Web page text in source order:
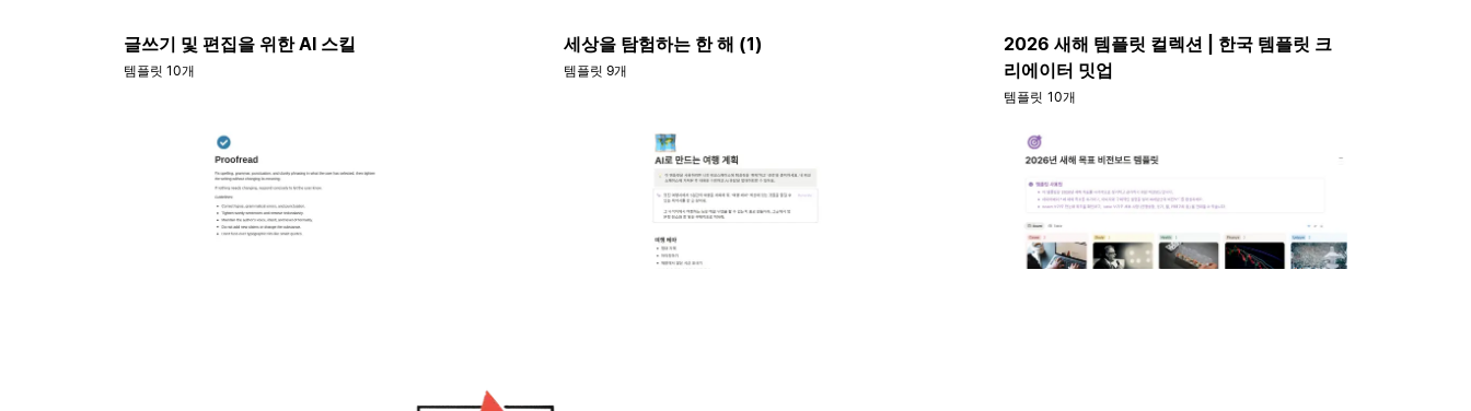
글쓰기 및 편집을 위한 AI 스킬
템플릿 10개
세상을 탐험하는 한 해 (1)
템플릿 9개
2026 새해 템플릿 컬렉션 | 한국 템플릿 크
리에이터 밋업
템플릿 10개